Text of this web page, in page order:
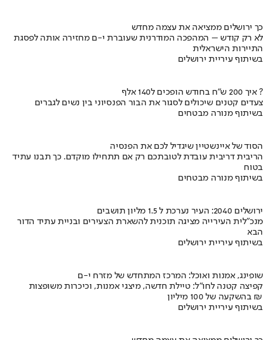
כך ירושלים ממציאה את עצמה מחדש
לא רק קודש – המהפכה המודרנית שעוברת י-ם מחזירה אותה לפסגת
התיירות הישראלית
בשיתוף עיריית ירושלים
איך 200 ש"ח בחודש הופכים ל140 אלף ?
צעדים קטנים שיכולים לסגור את הבור הפנסיוני בין נשים לגברים
בשיתוף מנורה מבטחים
הסוד של איינשטיין שיגדיל לכם את הפנסיה
הריבית דריבית עובדת לטובתכם רק אם תתחילו מוקדם. כך תבנו עתיד
בטוח
בשיתוף מנורה מבטחים
ירושלים 2040: העיר נערכת ל 1.5 מליון תושבים
מנכ"לית העירייה מציגה תוכנית להשארת הצעירים ובניית עתיד הדור
הבא
בשיתוף עיריית ירושלים
שופינג, אמנות ואוכל: המרכז המתחדש של מזרח י-ם
קפיצה קטנה לחו"ל: טיילת חדשה, מיצגי אמנות, וכיכרות משופצות
בהשקעה של 100 מיליון ₪
בשיתוף עיריית ירושלים